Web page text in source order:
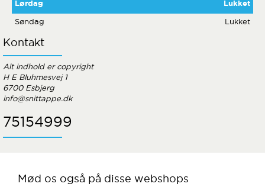
Lørdag Lukket
Søndag Lukket
Kontakt
Alt indhold er copyright
H E Bluhmesvej 1
6700 Esbjerg
info@snittappe.dk
75154999
Mød os også på disse webshops